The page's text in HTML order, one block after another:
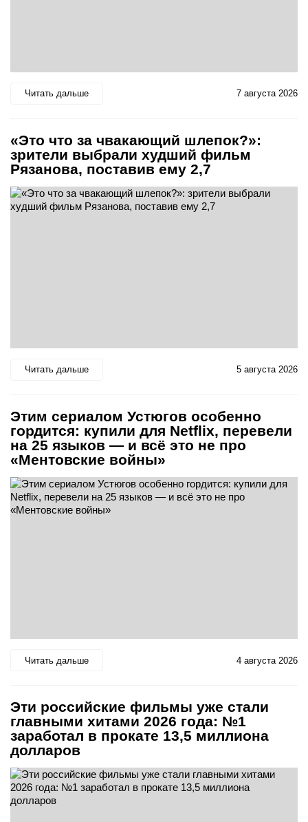
Читать дальше 7 августа 2026
«Это что за чвакающий шлепок?»:
зрители выбрали худший фильм
Рязанова, поставив ему 2,7
Читать дальше 5 августа 2026
Этим сериалом Устюгов особенно
гордится: купили для Netflix, перевели
на 25 языков — и всё это не про
«Ментовские войны»
Читать дальше 4 августа 2026
Эти российские фильмы уже стали
главными хитами 2026 года: №1
заработал в прокате 13,5 миллиона
долларов